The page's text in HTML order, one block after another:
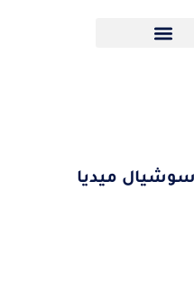
سوشيال ميديا